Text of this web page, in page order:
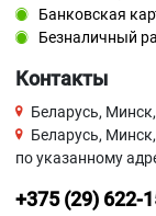
Банковская
Безналичный
Контакты
Беларусь,
Беларусь,
по указанному
+375 (29) 622-